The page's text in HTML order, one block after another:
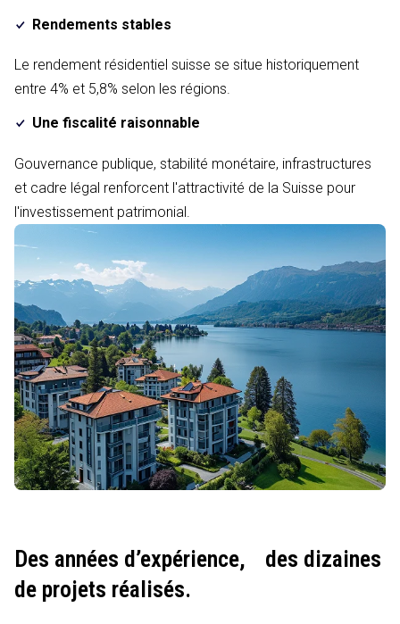
Rendements stables
Le rendement résidentiel suisse se situe historiquement
entre 4% et 5,8% selon les régions.
Une fiscalité raisonnable
Gouvernance publique, stabilité monétaire, infrastructures
et cadre légal renforcent l'attractivité de la Suisse pour
l'investissement patrimonial.
Des années d’expérience,
des dizaines
de projets réalisés.